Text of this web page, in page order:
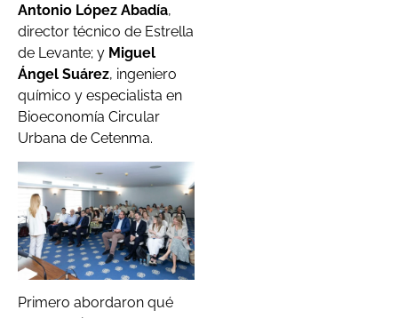
Antonio López Abadía,
director técnico de Estrella
de Levante; y Miguel
Ángel Suárez, ingeniero
químico y especialista en
Bioeconomía Circular
Urbana de Cetenma.
Primero abordaron qué